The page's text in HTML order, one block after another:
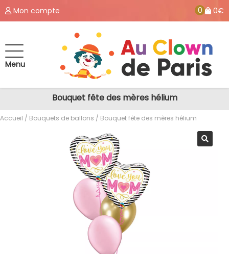
Mon compte 0 0€
Menu
Bouquet fête des mères hélium
Accueil / Bouquets de ballons / Bouquet fête des mères hélium